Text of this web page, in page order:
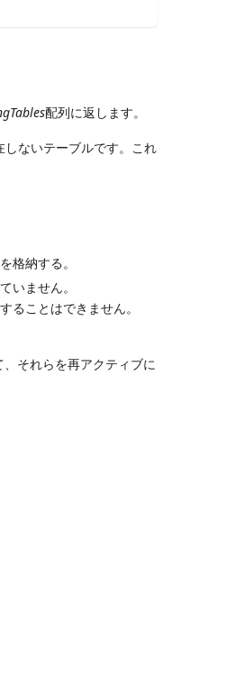
配列に返します。
ないテーブルです。これ
格納する。
いません。
ることはできません。
それらを再アクティブに